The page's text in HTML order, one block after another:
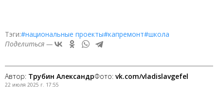
Тэги:#национальные проекты#капремонт#школа
Поделиться —
Автор: Трубин АлександрФото: vk.com/vladislavgefel
22 июля 2025 г. 17:55